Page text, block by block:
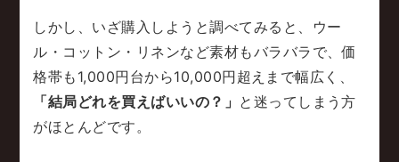
しかし、いざ購入しようと調べてみると、ウー
ル・コットン・リネンなど素材もバラバラで、価
格帯も1,000円台から10,000円超えまで幅広く、
「結局どれを買えばいいの？」 と迷ってしまう方
がほとんどです。